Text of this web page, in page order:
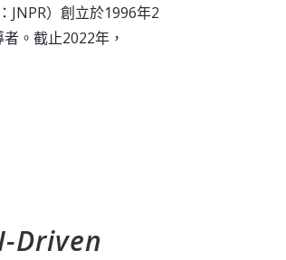
JNPR）創立於1996年2
。截止2022年，
Driven